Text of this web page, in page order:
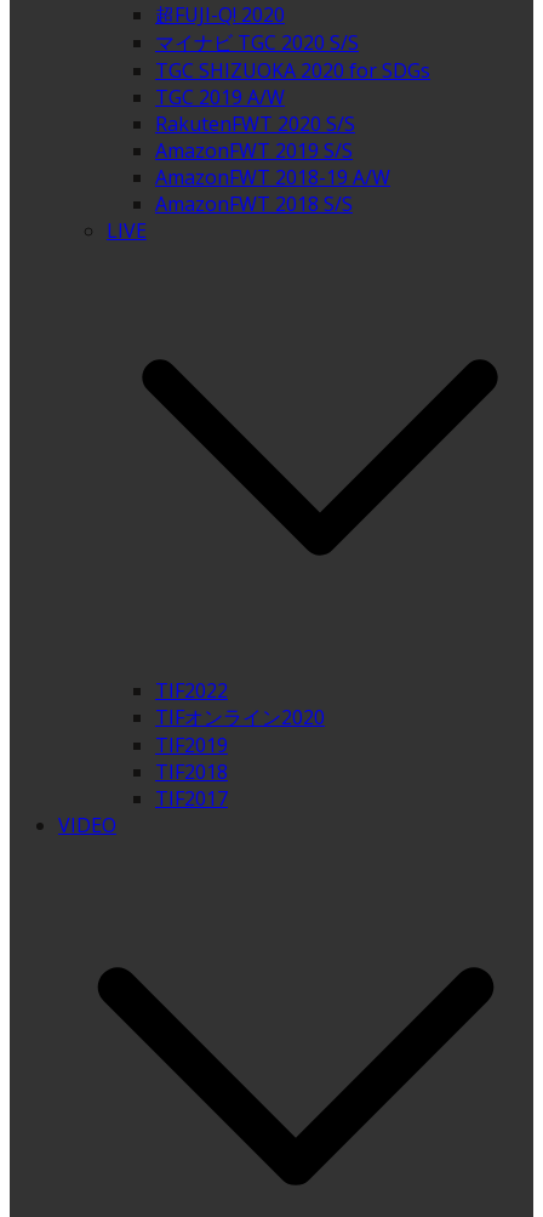
超FUJI-Q! 2020
マイナビ TGC 2020 S/S
TGC SHIZUOKA 2020 for SDGs
TGC 2019 A/W
RakutenFWT 2020 S/S
AmazonFWT 2019 S/S
AmazonFWT 2018-19 A/W
AmazonFWT 2018 S/S
LIVE
TIF2022
TIFオンライン2020
TIF2019
TIF2018
TIF2017
VIDEO